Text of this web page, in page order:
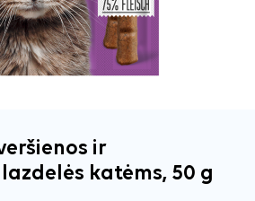
ir
katėms, 50 g